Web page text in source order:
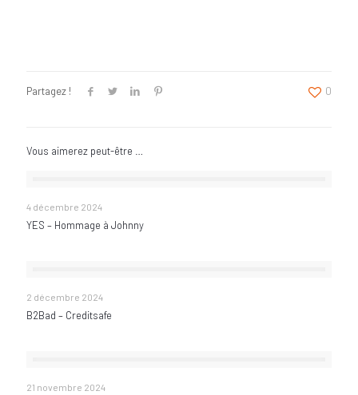
Partagez ! 0
Vous aimerez peut-être …
4 décembre 2024
YES – Hommage à Johnny
2 décembre 2024
B2Bad – Creditsafe
21 novembre 2024